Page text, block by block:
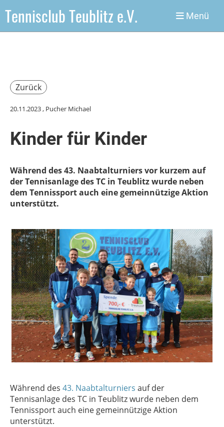
Tennisclub Teublitz e.V. Menü
Zurück
20.11.2023, Pucher Michael
Kinder für Kinder
Während des 43. Naabtalturniers vor kurzem auf
der Tennisanlage des TC in Teublitz wurde neben
dem Tennissport auch eine gemeinnützige Aktion
unterstützt.
Während des 43. Naabtalturniers auf der
Tennisanlage des TC in Teublitz wurde neben dem
Tennissport auch eine gemeinnützige Aktion
unterstützt.